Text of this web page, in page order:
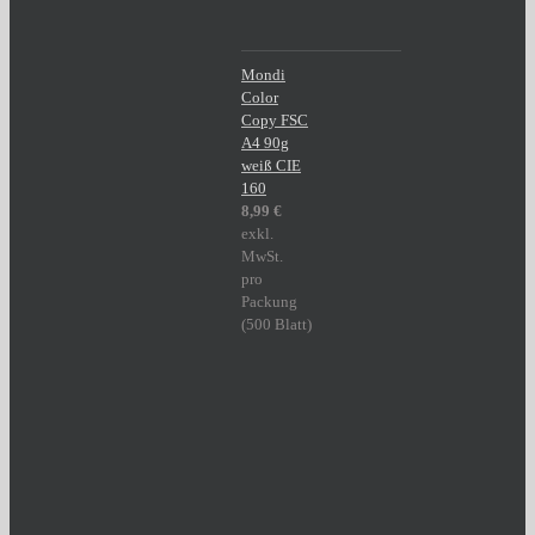
Mondi
Color
Copy FSC
A4 90g
weiß CIE
160
8,99 €
exkl.
MwSt.
pro
Packung
(500 Blatt)